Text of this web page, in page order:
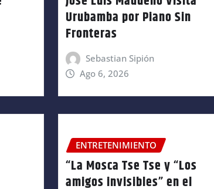
Urubamba por Piano Sin
Fronteras
Sebastian Sipión
Ago 6, 2026
ENTRETENIMIENTO
“La Mosca Tse Tse y “Los
amigos invisibles” en el